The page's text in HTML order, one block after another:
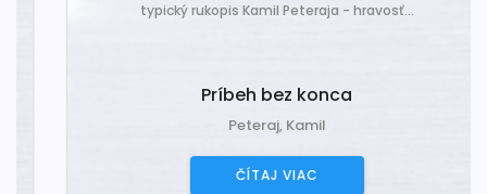
typický rukopis Kamil Peteraja - hravosť...
Príbeh bez konca
Peteraj, Kamil
ČÍTAJ VIAC